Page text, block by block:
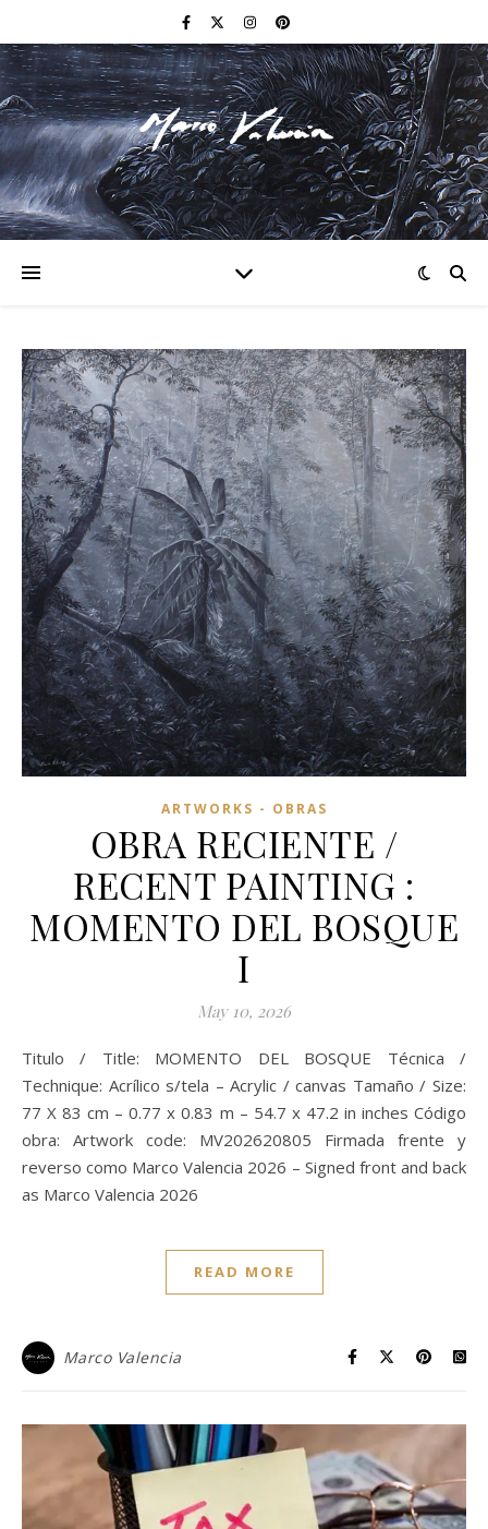
F I N E A R T
ARTWORKS - OBRAS
OBRA RECIENTE /
RECENT PAINTING :
MOMENTO DEL BOSQUE
I
May 10, 2026
Titulo / Title: MOMENTO DEL BOSQUE Técnica /
Technique: Acrílico s/tela – Acrylic / canvas Tamaño / Size:
77 X 83 cm – 0.77 x 0.83 m – 54.7 x 47.2 in inches Código
obra: Artwork code: MV202620805 Firmada frente y
reverso como Marco Valencia 2026 – Signed front and back
as Marco Valencia 2026
READ MORE
Marco Valencia